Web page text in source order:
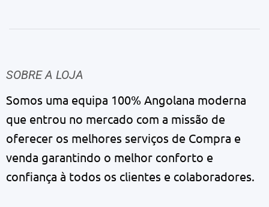
SOBRE A LOJA
Somos uma equipa 100% Angolana moderna
que entrou no mercado com a missão de
oferecer os melhores serviços de Compra e
venda garantindo o melhor conforto e
confiança à todos os clientes e colaboradores.